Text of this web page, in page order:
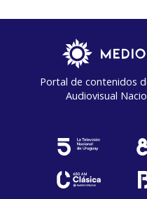
Portal de contenidos
Audiovisual